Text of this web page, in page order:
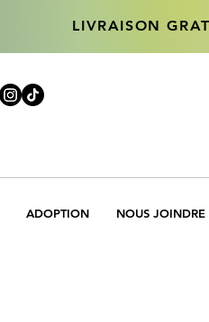
LIVRAISON
LIVRAISON
ADOPTION NOUS JOINDRE